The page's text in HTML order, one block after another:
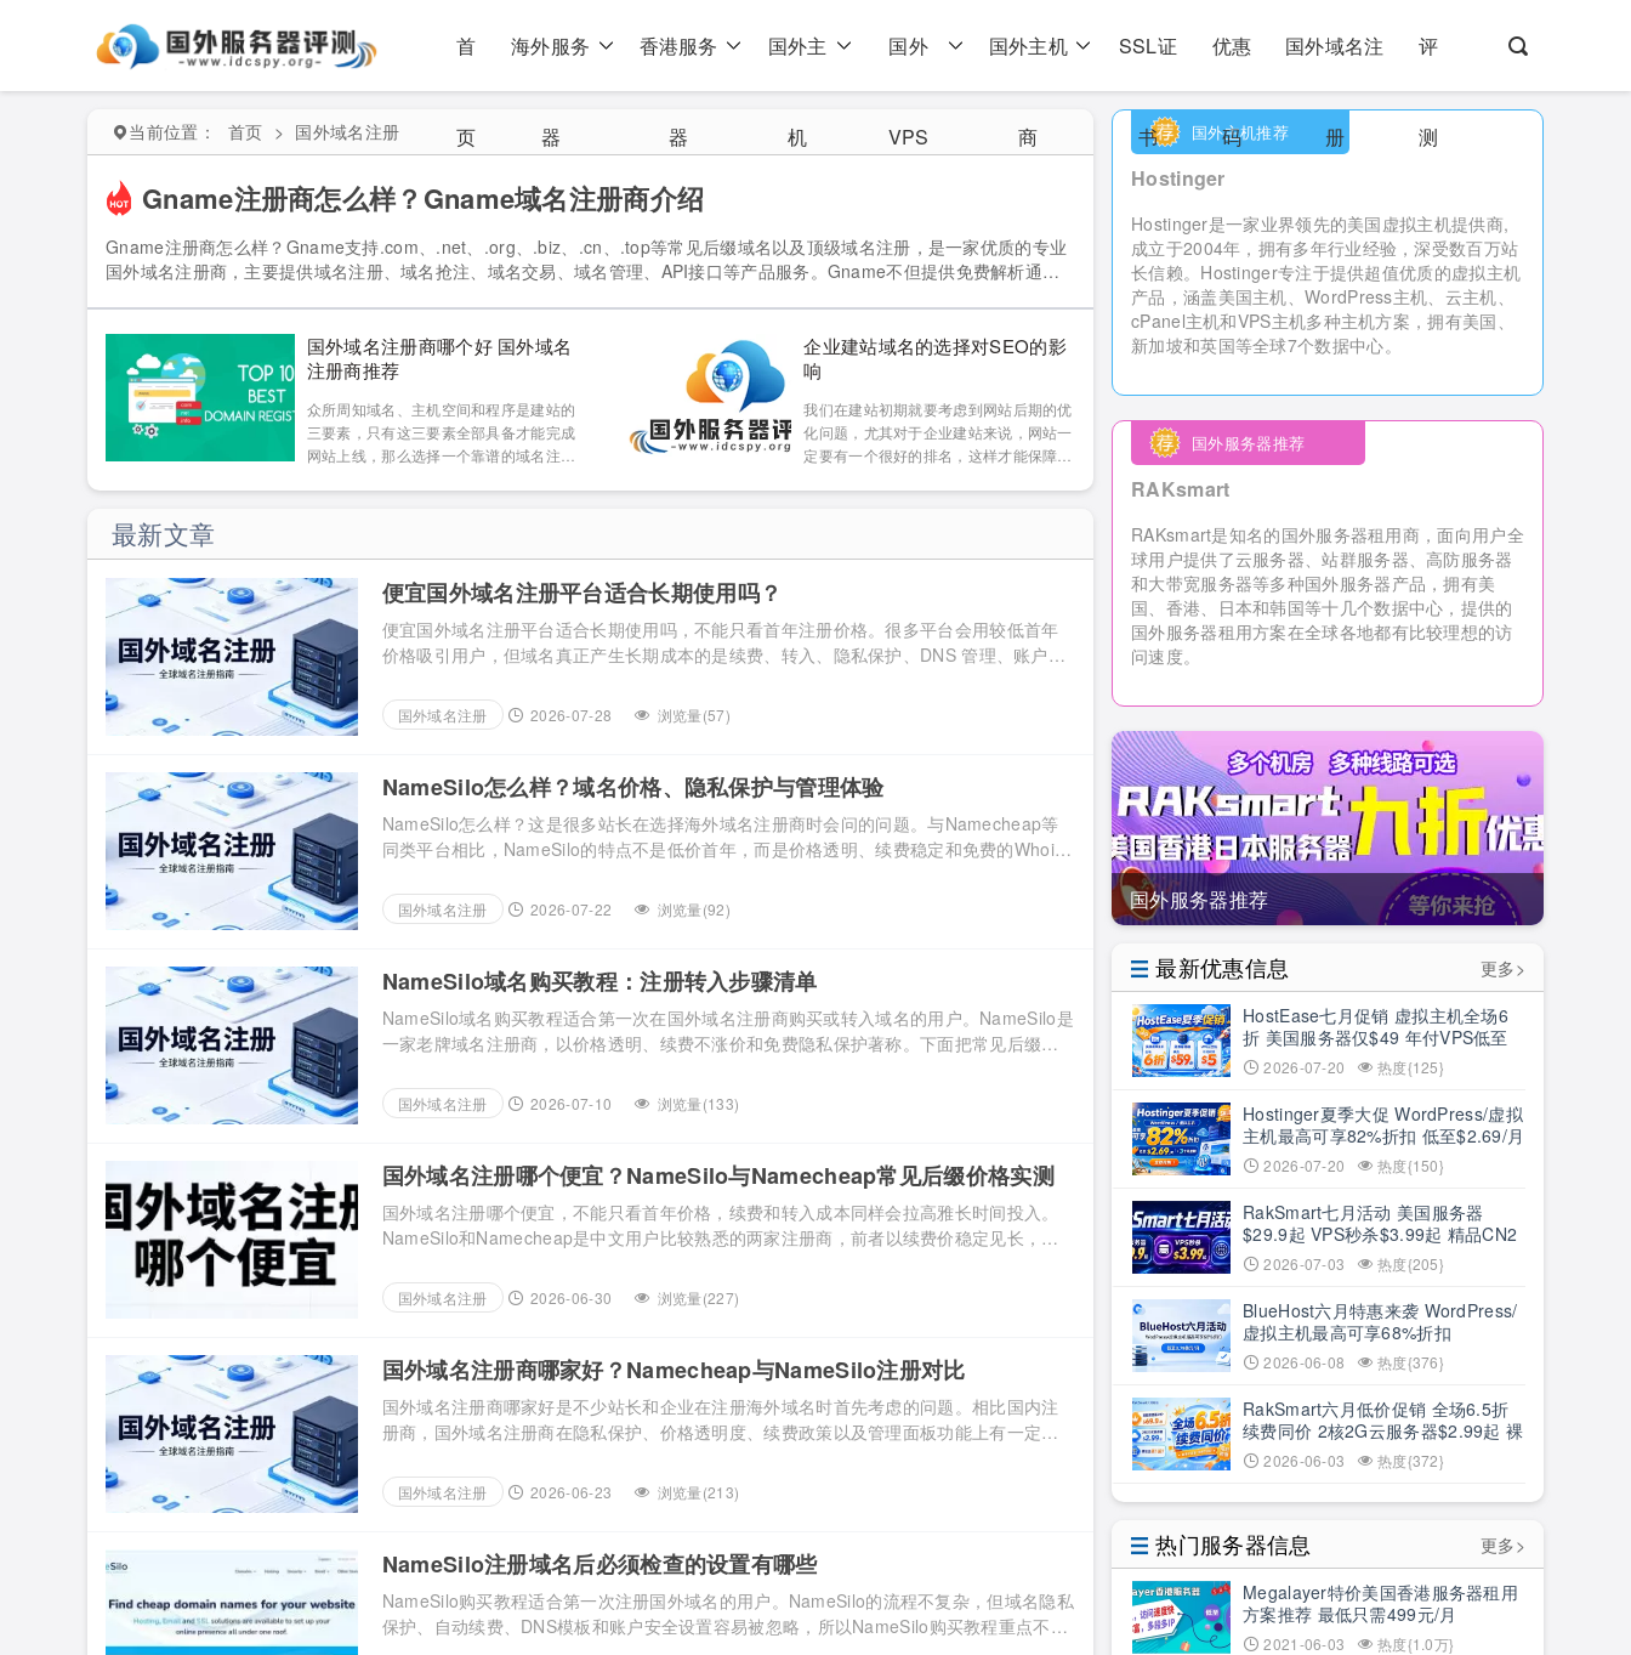
首
页
海外服务
器
香港服务
器
国外主
机
国外
VPS
国外主机
商
SSL证
书
优惠
码
国外域名注
册
评
测
当前位置： 首页 > 国外域名注册
Gname注册商怎么样？Gname域名注册商介绍
Gname注册商怎么样？Gname支持.com、.net、.org、.biz、.cn、.top等常见后缀域名以及顶级域名注册，是一家优质的专业
国外域名注册商，主要提供域名注册、域名抢注、域名交易、域名管理、API接口等产品服务。Gname不但提供免费解析通道
国外域名注册商哪个好 国外域名
注册商推荐
众所周知域名、主机空间和程序是建站的
三要素，只有这三要素全部具备才能完成
网站上线，那么选择一个靠谱的域名注册
Gname是一家成立于新加坡的专业的国
际域名注册商，致力于打造国际互联网域
名综合服务平台，主要提供域名注册、续
[…]...
企业建站域名的选择对SEO的影
响
我们在建站初期就要考虑到网站后期的优
化问题，尤其对于企业建站来说，网站一
定要有一个很好的排名，这样才能保障企
介绍企业建站域名的选择对SEO优化的影
响。 首先我们先来看看选择域名优化的
最新文章
便宜国外域名注册平台适合长期使用吗？
便宜国外域名注册平台适合长期使用吗，不能只看首年注册价格。很多平台会用较低首年
价格吸引用户，但域名真正产生长期成本的是续费、转入、隐私保护、DNS 管理、账户安
本增加的问题。 一、低价注册不等于长期低成本 便宜国外域名注册平台的优势很直观，首
年注册门槛低，适合外贸卖家、跨境团队和个人站长先完成品牌域名布局。对于刚开始测
国外域名注册 2026-07-28 浏览量(57)
NameSilo怎么样？域名价格、隐私保护与管理体验
NameSilo怎么样？这是很多站长在选择海外域名注册商时会问的问题。与Namecheap等
同类平台相比，NameSilo的特点不是低价首年，而是价格透明、续费稳定和免费的Whois
度来看。 一、NameSilo域名价格与续费水平 下面列出NameSilo部分常见后缀的注册和续
费价格，方便评估其是否适合长期持有： […]...
国外域名注册 2026-07-22 浏览量(92)
NameSilo域名购买教程：注册转入步骤清单
NameSilo域名购买教程适合第一次在国外域名注册商购买或转入域名的用户。NameSilo是
一家老牌域名注册商，以价格透明、续费不涨价和免费隐私保护著称。下面把常见后缀价
NameSilo的价格特点是注册、续费和转入价格比较接近，不会有首年低价续费暴涨的情
况。以下是常见后缀的当前价格参考。 域名后缀 注册价格/年 […]...
国外域名注册 2026-07-10 浏览量(133)
国外域名注册哪个便宜？NameSilo与Namecheap常见后缀价格实测
国外域名注册哪个便宜，不能只看首年价格，续费和转入成本同样会拉高雅长时间投入。
NameSilo和Namecheap是中文用户比较熟悉的两家注册商，前者以续费价稳定见长，后
判断。 一、域名价格要看新购、续费和转入三个维度 注册一个域名通常只是开始，后续每
年都要续费。有些后缀首年很低，但续费翻倍；有些注册商转入价格友好，适合 […]...
国外域名注册 2026-06-30 浏览量(227)
国外域名注册商哪家好？Namecheap与NameSilo注册对比
国外域名注册商哪家好是不少站长和企业在注册海外域名时首先考虑的问题。相比国内注
册商，国外域名注册商在隐私保护、价格透明度、续费政策以及管理面板功能上有一定差
续费、隐私保护及操作体验四个维度进行对比，帮助用户在实际注册时做出更适合自身业
务的选择。 一、注册价格对比：首年优惠与长期成本 域名注册价格通常分为首年 […]...
国外域名注册 2026-06-23 浏览量(213)
NameSilo注册域名后必须检查的设置有哪些
NameSilo购买教程适合第一次注册国外域名的用户。NameSilo的流程不复杂，但域名隐私
保护、自动续费、DNS模板和账户安全设置容易被忽略，所以NameSilo购买教程重点不是
国外主机推荐
Hostinger
Hostinger是一家业界领先的美国虚拟主机提供商,
成立于2004年，拥有多年行业经验，深受数百万站
长信赖。Hostinger专注于提供超值优质的虚拟主机
产品，涵盖美国主机、WordPress主机、云主机、
cPanel主机和VPS主机多种主机方案，拥有美国、
新加坡和英国等全球7个数据中心。
国外服务器推荐
RAKsmart
RAKsmart是知名的国外服务器租用商，面向用户全
球用户提供了云服务器、站群服务器、高防服务器
和大带宽服务器等多种国外服务器产品，拥有美
国、香港、日本和韩国等十几个数据中心，提供的
国外服务器租用方案在全球各地都有比较理想的访
问速度。
国外服务器推荐
最新优惠信息
更多>
HostEase七月促销 虚拟主机全场6
折 美国服务器仅$49 年付VPS低至
$34.9 RTX5090新购立减$100
2026-07-20 热度{125}
Hostinger夏季大促 WordPress/虚拟
主机最高可享82%折扣 低至$2.69/月
+3个月赠期
2026-07-20 热度{150}
RakSmart七月活动 美国服务器
$29.9起 VPS秒杀$3.99起 精品CN2
低至6.5折
2026-07-03 热度{205}
BlueHost六月特惠来袭 WordPress/
虚拟主机最高可享68%折扣
2026-06-08 热度{376}
RakSmart六月低价促销 全场6.5折
续费同价 2核2G云服务器$2.99起 裸
机云买1送1
2026-06-03 热度{372}
热门服务器信息
更多>
Megalayer特价美国香港服务器租用
方案推荐 最低只需499元/月
2021-06-03 热度{1.0万}